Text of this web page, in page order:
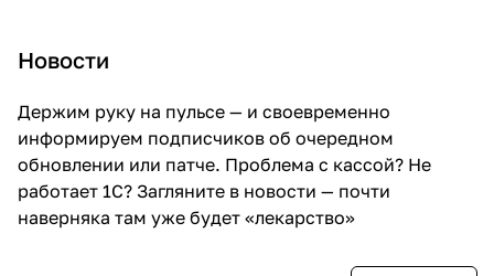
Новости
Держим руку на пульсе — и своевременно
информируем подписчиков об очередном
обновлении или патче. Проблема с кассой? Не
работает 1С? Загляните в новости — почти
наверняка там уже будет «лекарство»